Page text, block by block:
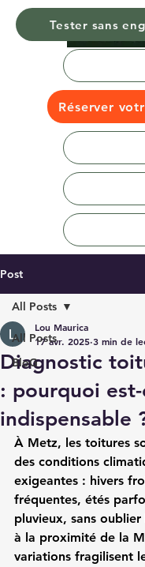
Tester sans
Réserver
Post
All Posts
BloG
All Posts
Diagnostic
: pourquoi est-
indispensable
Lou Maurica
17 avr. 2025 3 min de
À Metz, les toitures
des conditions
exigeantes : hivers
fréquentes, étés
pluvieux, sans oublier
à la proximité de la
variations fragilisent